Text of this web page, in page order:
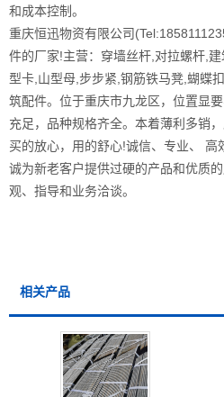
和成本控制。
重庆恒迅物资有限公司
件的厂家!主营：穿墙丝杆,对拉螺杆,
型卡,山型母,步步紧,钢筋铁马凳,蝴蝶
筑配件。位于重庆市九龙区，位置显
充足，品种规格齐全。本着薄利多销
买的放心，用的舒心!诚信、专业、
诚为新老客户提供过硬的产品和优质
观、指导和业务洽谈。
相关产品